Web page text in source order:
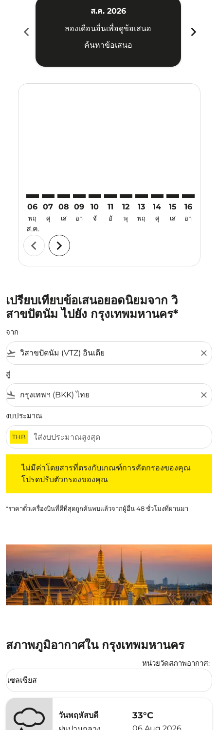
chevron_left
ส.ค. 2026
ลองเดือนอื่นเพื่อดูข้อเสนอ
ค้นหาข้อเสนอ
chevron_right
06
พฤ
ส.ค.
07
ศุ
08
เส
09
อา
10
จั
11
อั
12
พุ
13
พฤ
14
ศุ
15
เส
16
อา
chevron_left chevron_right
เปรียบเทียบข้อเสนอยอดนิยมจาก วิ
สาขปัตนัม ไปยัง กรุงเทพมหานคร*
จาก
flight_takeoff close
สู่
flight_land close
งบประมาณ
THB
ไม่มีค่าโดยสารที่ตรงกับเกณฑ์การคัดกรองของคุณ
โปรดปรับตัวกรองของคุณ
*ราคาตั๋วเครื่องบินที่ดีที่สุดถูกค้นพบแล้วจากผู้อื่น 48 ชั่วโมงที่ผ่านมา
สภาพภูมิอากาศใน กรุงเทพมหานคร
หน่วยวัดสภาพอากาศ:
Weather unit option เซลเซียส Selected
เซลเซียส
keyboard_arrow_down
วันพฤหัสบดี
33°C
06 Aug 2026